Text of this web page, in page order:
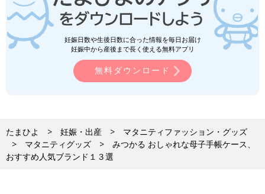
４【エクスプレナード(Exprenade)】パパも持ちやすいヒ
ッコリー柄母子手帳ケース
妊娠日数や生後日数に合った情報を毎日お届け
妊娠中から産後まで長く使える無料アプリ
無料ダウンロード
たまひよ 妊娠・出産
マタニティファッション・グッズ
マタニティグッズ
みつかる おしゃれな母子手帳ケース、
おすすめ人気ブランド１３選